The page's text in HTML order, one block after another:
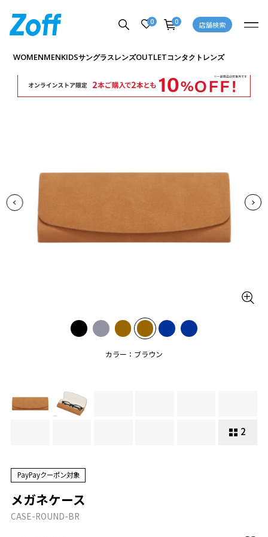
0 0 店舗検索
WOMENMENKIDSサングラスレンズOUTLETコンタクトレンズ
カラー：ブラウン
2
商品詳細ページへ
PayPayクーポン対象
メガネケース
CASE-ROUND-BR